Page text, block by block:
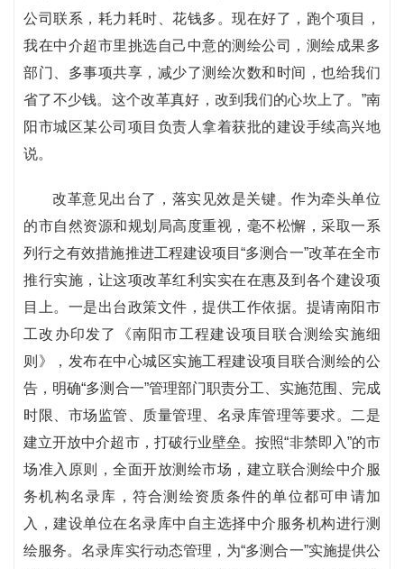
公司联系，耗力耗时、花钱多。现在好了，跑个项目，
我在中介超市里挑选自己中意的测绘公司，测绘成果多
部门、多事项共享，减少了测绘次数和时间，也给我们
省了不少钱。这个改革真好，改到我们的心坎上了。”南
阳市城区某公司项目负责人拿着获批的建设手续高兴地
说。
改革意见出台了，落实见效是关键。作为牵头单位
的市自然资源和规划局高度重视，毫不松懈，采取一系
列行之有效措施推进工程建设项目“多测合一”改革在全市
推行实施，让这项改革红利实实在在惠及到各个建设项
目上。一是出台政策文件，提供工作依据。提请南阳市
工改办印发了《南阳市工程建设项目联合测绘实施细
则》，发布在中心城区实施工程建设项目联合测绘的公
告，明确“多测合一”管理部门职责分工、实施范围、完成
时限、市场监管、质量管理、名录库管理等要求。二是
建立开放中介超市，打破行业壁垒。按照“非禁即入”的市
场准入原则，全面开放测绘市场，建立联合测绘中介服
务机构名录库，符合测绘资质条件的单位都可申请加
入，建设单位在名录库中自主选择中介服务机构进行测
绘服务。名录库实行动态管理，为“多测合一”实施提供公